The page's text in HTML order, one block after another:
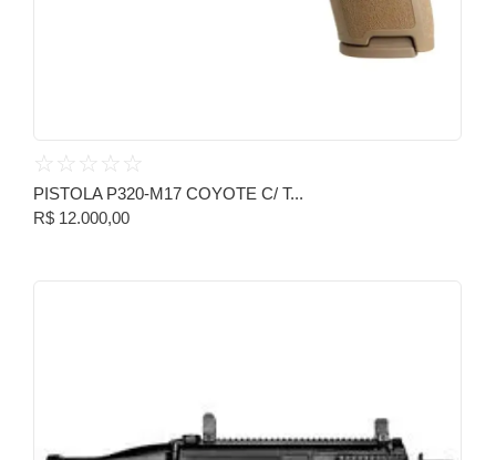
☆ ☆ ☆ ☆ ☆
PISTOLA P320-M17 COYOTE C/ T...
R$ 12.000,00